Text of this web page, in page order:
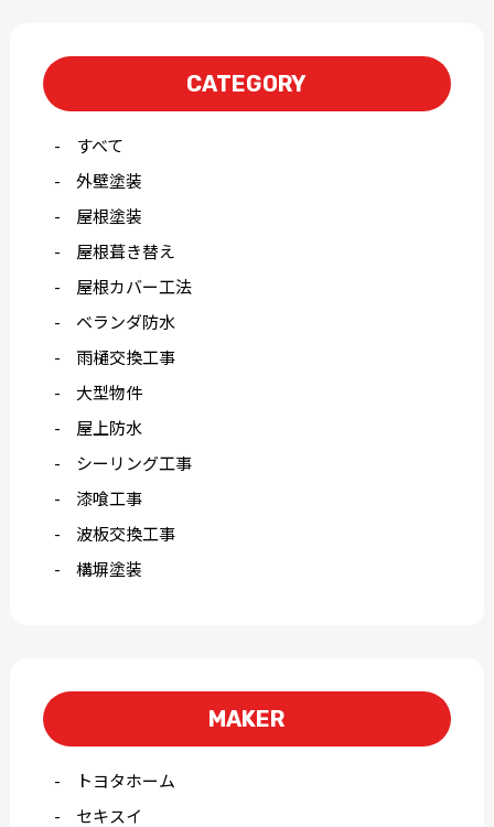
CATEGORY
すべて
外壁塗装
屋根塗装
屋根葺き替え
屋根カバー工法
ベランダ防水
雨樋交換工事
大型物件
屋上防水
シーリング工事
漆喰工事
波板交換工事
構塀塗装
MAKER
トヨタホーム
セキスイ